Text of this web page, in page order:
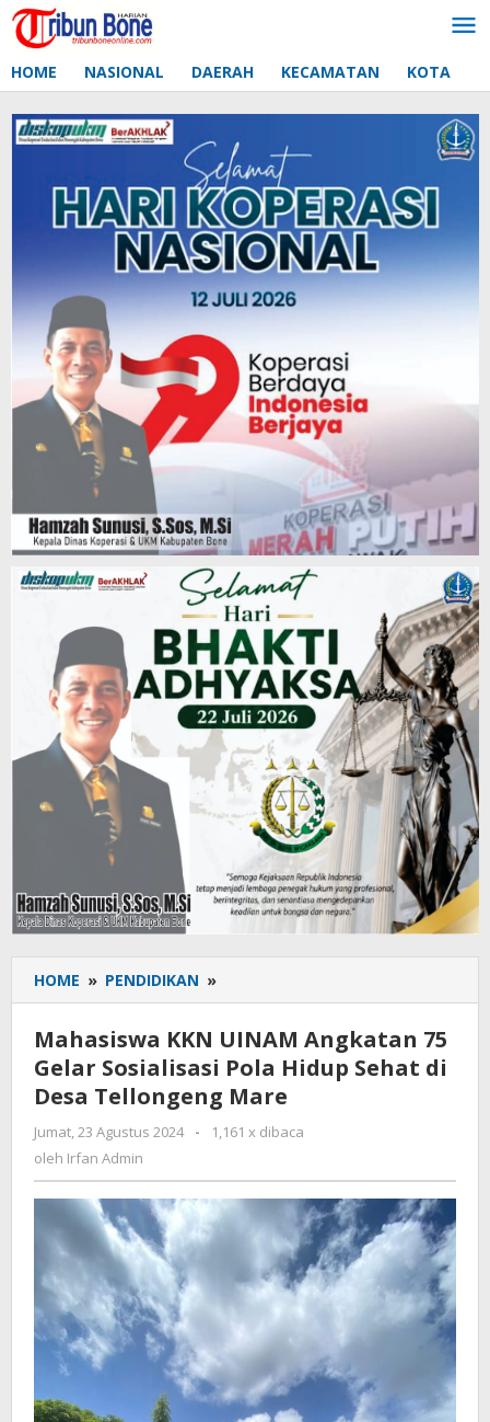
Lewati
ke
HOME NASIONAL DAERAH KECAMATAN KOTA
HOME » PENDIDIKAN »
KKN
Angkatan
75
Gelar
Pola
Sehat
di
Desa
Tellongeng
Mare
Mahasiswa KKN UINAM Angkatan 75
Gelar Sosialisasi Pola Hidup Sehat di
Desa Tellongeng Mare
Jumat, 23 Agustus 2024
oleh
-
1,161 x dibaca
oleh Irfan Admin